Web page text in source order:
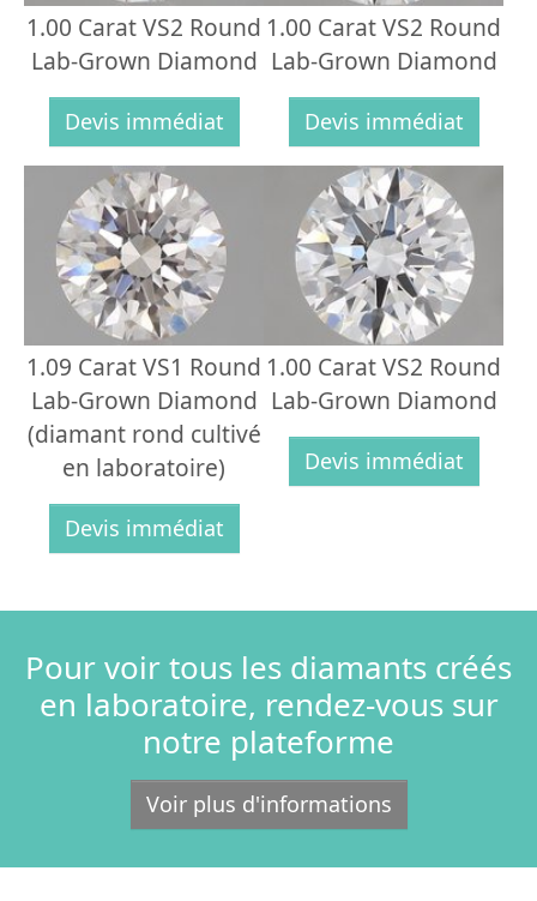
1.00 Carat VS2 Round
Lab-Grown Diamond
Devis immédiat
1.00 Carat VS2 Round
Lab-Grown Diamond
Devis immédiat
1.09 Carat VS1 Round
Lab-Grown Diamond
(diamant rond cultivé
en laboratoire)
Devis immédiat
1.00 Carat VS2 Round
Lab-Grown Diamond
Devis immédiat
Pour voir tous les diamants créés
en laboratoire, rendez-vous sur
notre plateforme
Voir plus d'informations